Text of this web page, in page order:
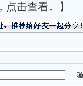
击查看。】
验